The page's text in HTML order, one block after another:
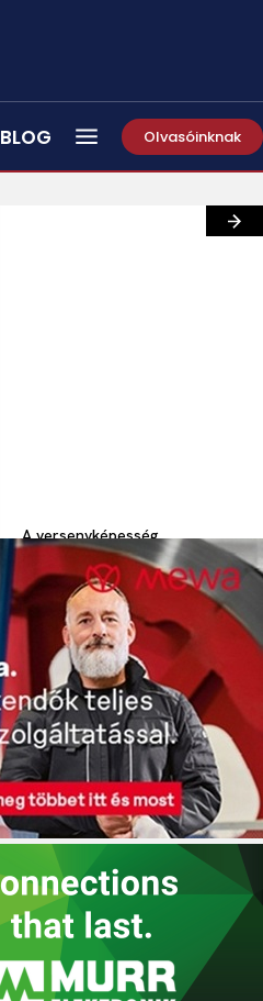
BLOG Olvasóinknak
A versenyképesség
szempontjából kulcstényező
lesz az ipari intelligencia
alkalmazása a Schneider
Electric friss kutatása szerint